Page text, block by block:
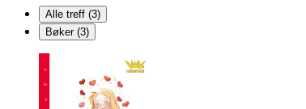
Alle treff (3)
Bøker (3)